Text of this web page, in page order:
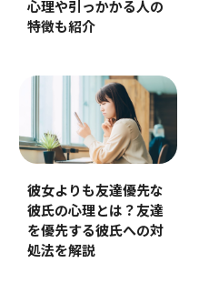
心理や引っかかる人の
特徴も紹介
彼女よりも友達優先な
彼氏の心理とは？友達
を優先する彼氏への対
処法を解説